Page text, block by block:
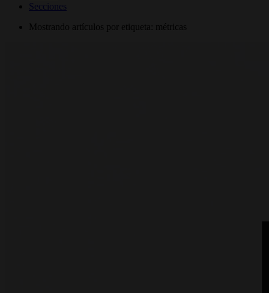
Secciones
Mostrando artículos por etiqueta: métricas